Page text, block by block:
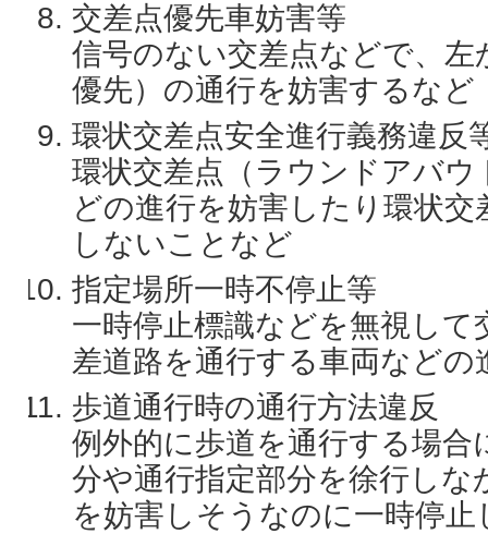
交差点優先車妨害等
信号のない交差点などで、左
優先）の通行を妨害するなど
環状交差点安全進行義務違反
環状交差点（ラウンドアバ
どの進行を妨害したり環状
しないことなど
指定場所一時不停止等
一時停止標識などを無視し
差道路を通行する車両など
歩道通行時の通行方法違反
例外的に歩道を通行する場合
分や通行指定部分を徐行しな
を妨害しそうなのに一時停